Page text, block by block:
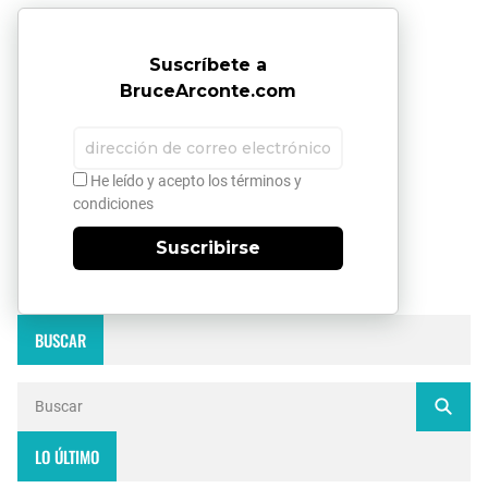
Suscríbete a
BruceArconte.com
He leído y acepto los términos y
condiciones
Suscribirse
BUSCAR
LO ÚLTIMO